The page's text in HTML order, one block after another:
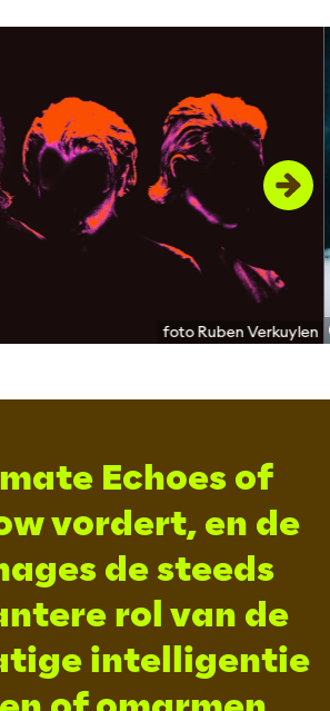
foto Ruben Verkuylen
Echoes of
vordert, en de
de steeds
rol van de
intelligentie